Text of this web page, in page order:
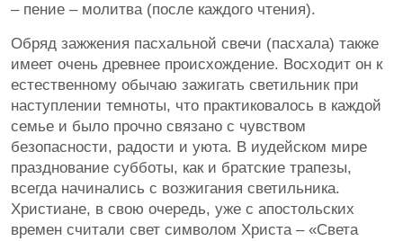
– пение – молитва (после каждого чтения).
Обряд зажжения пасхальной свечи (пасхала) также
имеет очень древнее происхождение. Восходит он к
естественному обычаю зажигать светильник при
наступлении темноты, что практиковалось в каждой
семье и было прочно связано с чувством
безопасности, радости и уюта. В иудейском мире
празднование субботы, как и братские трапезы,
всегда начинались с возжигания светильника.
Христиане, в свою очередь, уже с апостольских
времен считали свет символом Христа – «Света